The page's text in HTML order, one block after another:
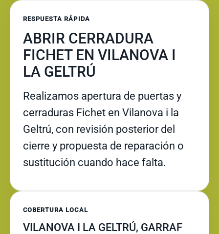
RESPUESTA RÁPIDA
ABRIR CERRADURA
FICHET EN VILANOVA I
LA GELTRÚ
Realizamos apertura de puertas y
cerraduras Fichet en Vilanova i la
Geltrú, con revisión posterior del
cierre y propuesta de reparación o
sustitución cuando hace falta.
COBERTURA LOCAL
VILANOVA I LA GELTRÚ, GARRAF